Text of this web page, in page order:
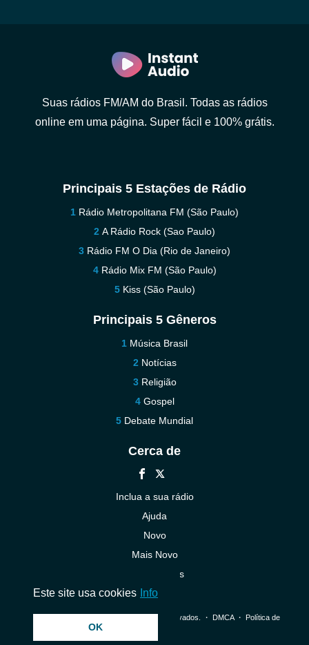
Suas rádios FM/AM do Brasil. Todas as rádios
online em uma página. Super fácil e 100% grátis.
Principais 5 Estações de Rádio
Rádio Metropolitana FM (São Paulo)
A Rádio Rock (Sao Paulo)
Rádio FM O Dia (Rio de Janeiro)
Rádio Mix FM (São Paulo)
Kiss (São Paulo)
Principais 5 Gêneros
Música Brasil
Notícias
Religião
Gospel
Debate Mundial
Cerca de
Inclua a sua rádio
Ajuda
Novo
Mais Novo
Contacte-nos
© 2026 InstantAudio. Todos os direitos reservados. ・ DMCA・ Política de
Este site usa cookies Info
OK